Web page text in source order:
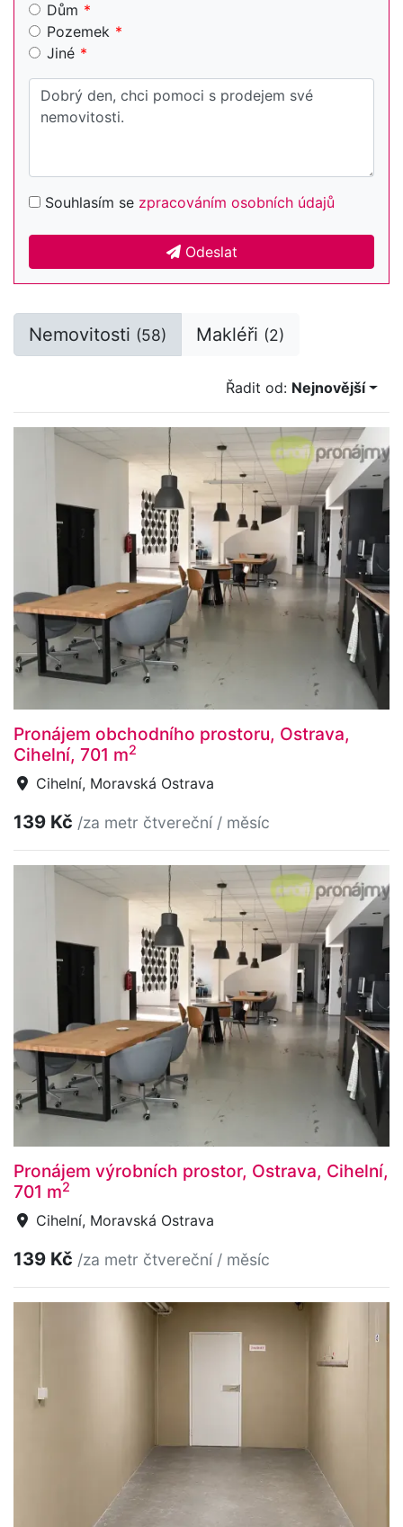
Dům
Pozemek
Jiné
Souhlasím se zpracováním osobních údajů
Odeslat
Nemovitosti (58) Makléři (2)
Řadit od: Nejnovější
Pronájem obchodního prostoru, Ostrava,
Cihelní, 701 m2
Cihelní, Moravská Ostrava
139 Kč /za metr čtvereční / měsíc
Pronájem výrobních prostor, Ostrava, Cihelní,
701 m2
Cihelní, Moravská Ostrava
139 Kč /za metr čtvereční / měsíc